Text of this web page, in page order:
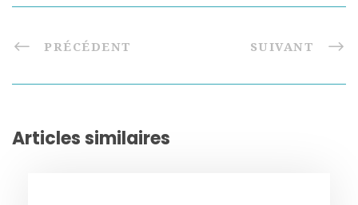
PRÉCÉDENT SUIVANT
Articles similaires